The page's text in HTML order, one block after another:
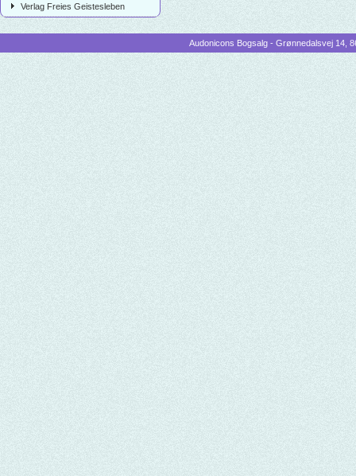
Verlag Freies Geistesleben
Audonicons Bogsalg - Grønnedalsvej 14,